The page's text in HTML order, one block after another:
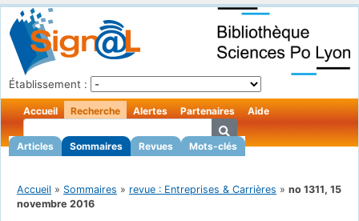
Établissement :
Accueil Recherche
Articles Sommaires Revues Mots-clés
Alertes Partenaires Aide
Accueil » Sommaires » revue : Entreprises & Carrières » no 1311, 15
novembre 2016